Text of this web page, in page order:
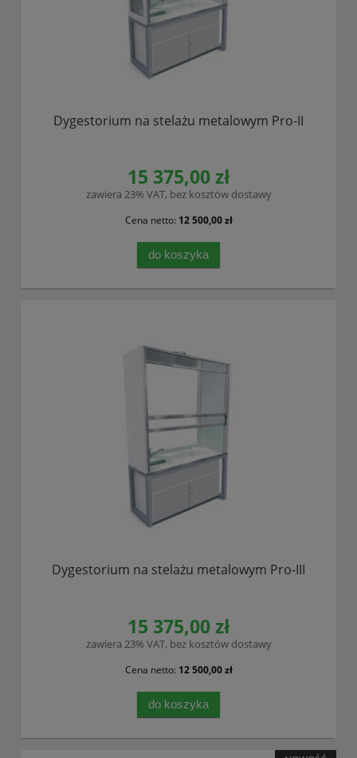
Dygestorium na stelażu metalowym Pro-II
15 375,00 zł
zawiera 23% VAT, bez kosztów dostawy
Cena netto: 12 500,00 zł
do koszyka
Dygestorium na stelażu metalowym Pro-III
15 375,00 zł
zawiera 23% VAT, bez kosztów dostawy
Cena netto: 12 500,00 zł
do koszyka